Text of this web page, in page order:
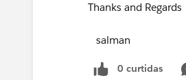
Thanks and Regards
salman
0 curtidas